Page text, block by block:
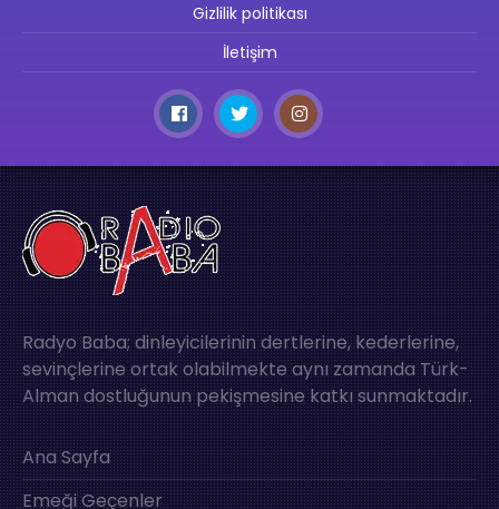
Gizlilik politikası
İletişim
Radyo Baba; dinleyicilerinin dertlerine, kederlerine,
sevinçlerine ortak olabilmekte aynı zamanda Türk-
Alman dostluğunun pekişmesine katkı sunmaktadır.
Ana Sayfa
Emeği Geçenler